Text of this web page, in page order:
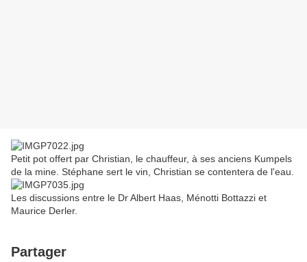
Petit pot offert par Christian, le chauffeur, à ses anciens Kumpels
de la mine. Stéphane sert le vin, Christian se contentera de l'eau.
Les discussions entre le Dr Albert Haas, Ménotti Bottazzi et
Maurice Derler.
Partager